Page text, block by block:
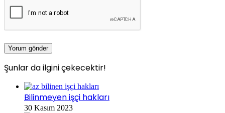
Şunlar da ilgini çekecektir!
Bilinmeyen işçi hakları
30 Kasım 2023